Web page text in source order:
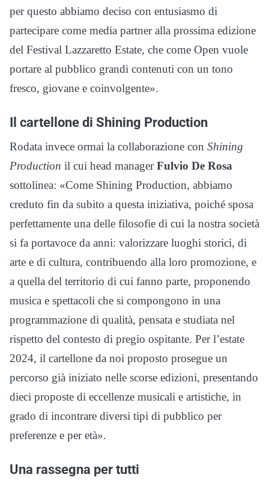
per questo abbiamo deciso con entusiasmo di
partecipare come media partner alla prossima edizione
del Festival Lazzaretto Estate, che come Open vuole
portare al pubblico grandi contenuti con un tono
fresco, giovane e coinvolgente».
Il cartellone di Shining Production
Rodata invece ormai la collaborazione con Shining
Production il cui head managerFulvio De Rosa
sottolinea: «Come Shining Production, abbiamo
creduto fin da subito a questa iniziativa, poiché sposa
perfettamente una delle filosofie di cui la nostra società
si fa portavoce da anni: valorizzare luoghi storici, di
arte e di cultura, contribuendo alla loro promozione, e
a quella del territorio di cui fanno parte, proponendo
musica e spettacoli che si compongono in una
programmazione di qualità, pensata e studiata nel
rispetto del contesto di pregio ospitante. Per l’estate
2024, il cartellone da noi proposto prosegue un
percorso già iniziato nelle scorse edizioni, presentando
dieci proposte di eccellenze musicali e artistiche, in
grado di incontrare diversi tipi di pubblico per
preferenze e per età».
Una rassegna per tutti